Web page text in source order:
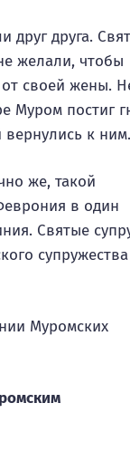
друг друга.
желали, чтобы
от своей жены.
Муром постиг
к ним.
же, такой
в один
Святые
Муромских